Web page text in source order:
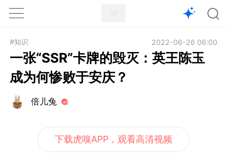
1X
#知识 2022-06-26 06:00
一张“SSR”卡牌的毁灭：英王陈玉
成为何惨败于安庆？
倍儿兔
下载虎嗅APP，观看高清视频